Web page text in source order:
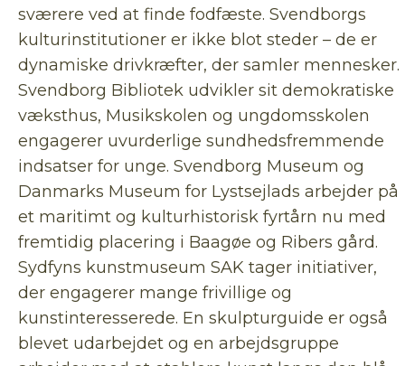
sværere ved at finde fodfæste. Svendborgs
kulturinstitutioner er ikke blot steder – de er
dynamiske drivkræfter, der samler mennesker.
Svendborg Bibliotek udvikler sit demokratiske
væksthus, Musikskolen og ungdomsskolen
engagerer uvurderlige sundhedsfremmende
indsatser for unge. Svendborg Museum og
Danmarks Museum for Lystsejlads arbejder på
et maritimt og kulturhistorisk fyrtårn nu med
fremtidig placering i Baagøe og Ribers gård.
Sydfyns kunstmuseum SAK tager initiativer,
der engagerer mange frivillige og
kunstinteresserede. En skulpturguide er også
blevet udarbejdet og en arbejdsgruppe